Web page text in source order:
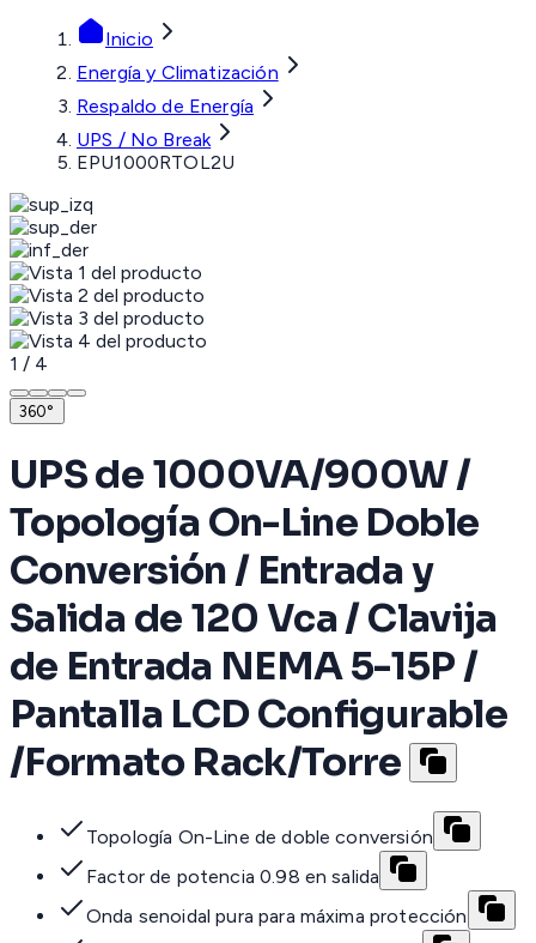
Inicio
Energía y Climatización
Respaldo de Energía
UPS / No Break
EPU1000RTOL2U
1 / 4
360°
UPS de 1000VA/900W /
Topología On-Line Doble
Conversión / Entrada y
Salida de 120 Vca / Clavija
de Entrada NEMA 5-15P /
Pantalla LCD Configurable
/Formato Rack/Torre
Topología On-Line de doble conversión
Factor de potencia 0.98 en salida
Onda senoidal pura para máxima protección